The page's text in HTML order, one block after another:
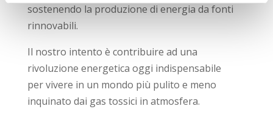
sostenendo la produzione di energia da fonti
rinnovabili.
Il nostro intento è contribuire ad una
rivoluzione energetica oggi indispensabile
per vivere in un mondo più pulito e meno
inquinato dai gas tossici in atmosfera.